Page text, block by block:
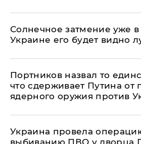
​Солнечное затмение уже в
Украине его будет видно
Портников назвал то
что сдерживает Путина
ядерного оружия против
Украина провела